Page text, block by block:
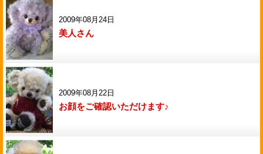
2009年08月24日
美人さん
2009年08月22日
お顔をご確認いただけます♪